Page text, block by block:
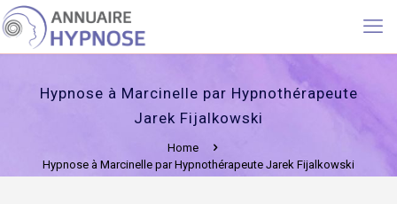
Hypnose à Marcinelle par Hypnothérapeute
Jarek Fijalkowski
Home
Hypnose à Marcinelle par Hypnothérapeute Jarek Fijalkowski